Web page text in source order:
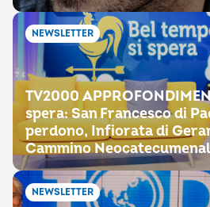
NEWSLETTER
TV2000
spera: San Francesco di
perdono, Infiorata di
Cammino
NEWSLETTER